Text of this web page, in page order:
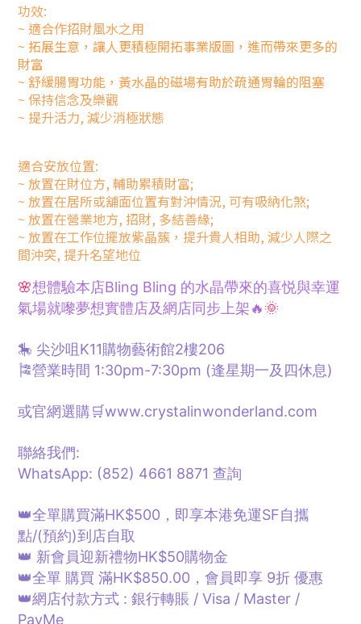
功效:
~ 適合作招財風水之用
~ 拓展生意，讓人更積極開拓事業版圖，進而帶來更多的
財富
~ 舒緩腸胃功能，黃水晶的磁場有助於疏通胃輪的阻塞
~ 保持信念及樂觀
~ 提升活力, 減少消極狀態
適合安放位置:
~ 放置在財位方, 輔助累積財富;
~ 放置在居所或舖面位置有對沖情況, 可有吸納化煞;
~ 放置在營業地方, 招財, 多結善緣;
~ 放置在工作位擺放紫晶簇，提升貴人相助, 減少人際之
間沖突, 提升名望地位
🌸想體驗本店Bling Bling 的水晶帶來的喜悦與幸運
氣場就嚟夢想實體店及網店同步上架🔥🌞
🎠 尖沙咀K11購物藝術館2樓206
🎏營業時間 1:30pm-7:30pm (逢星期一及四休息)
或官網選購🛒www.crystalinwonderland.com
聯絡我們:
WhatsApp: (852) 4661 8871 查詢
👑全單購買滿HK$500，即享本港免運SF自攜
點/(預約)到店自取
👑 新會員迎新禮物HK$50購物金
👑全單 購買 滿HK$850.00，會員即享 9折 優惠
👑網店付款方式 : 銀行轉賬 / Visa / Master /
PayMe